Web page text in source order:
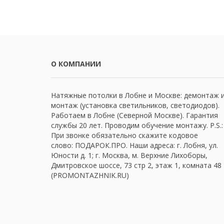
О КОМПАНИИ
Натяжные потолки в Лобне и Москве: демонтаж
монтаж (установка светильников, светодиодов).
Работаем в Лобне (Северной Москве). Гарантия
службы 20 лет. Проводим обучение монтажу. P.S.:
При звонке обязательно скажите кодовое
слово: ПОДАРОК.ПРО. Наши адреса: г. Лобня, ул.
Юности д. 1; г. Москва, м. Верхние Лихоборы,
Дмитровское шоссе, 73 стр 2, этаж 1, комната 48
(PROMONTAZHNIK.RU)